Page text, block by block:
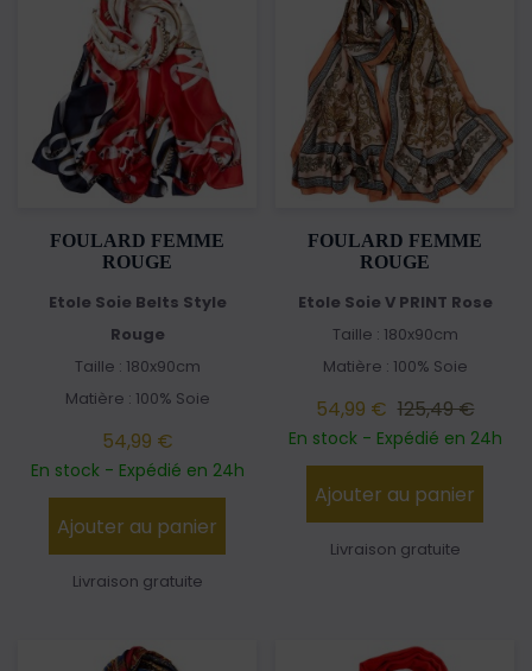
FOULARD FEMME
ROUGE
Etole Soie Belts Style
Rouge
Taille : 180x90cm
Matière : 100% Soie
54,99 €
En stock - Expédié en 24h
Ajouter au panier
Livraison gratuite
FOULARD FEMME
ROUGE
Etole Soie V PRINT Rose
Taille : 180x90cm
Matière : 100% Soie
54,99 € 125,49 €
En stock - Expédié en 24h
Ajouter au panier
Livraison gratuite